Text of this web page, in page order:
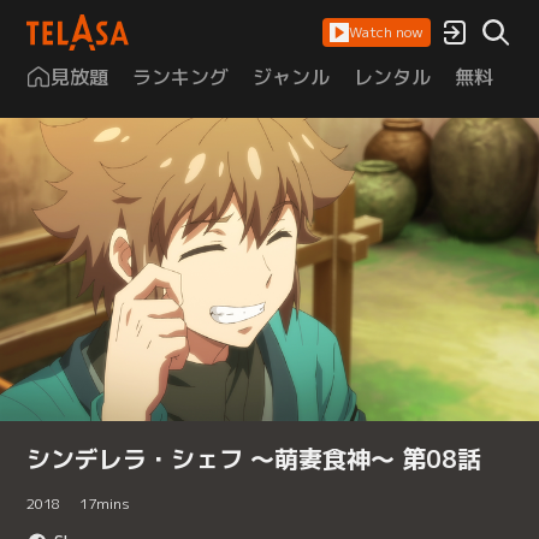
Watch now
見放題 ランキング ジャンル レンタル 無料
シンデレラ・シェフ ～萌妻食神～ 第08話
2018 17mins